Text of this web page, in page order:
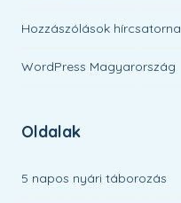
Hozzászólások hírcsatorna
WordPress Magyarország
Oldalak
5 napos nyári táborozás